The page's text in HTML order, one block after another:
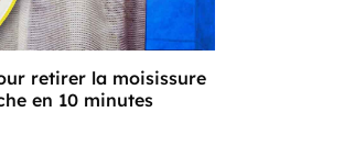
retirer la moisissure
en 10 minutes